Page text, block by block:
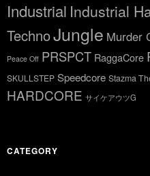
Industrial Industrial
TechnoJungle Murder
Peace Off PRSPCT RaggaCore
SKULLSTEP Speedcore Stazma
HARDCORE サイケアウツG
CATEGORY